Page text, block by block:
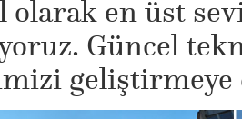
olarak en üst
Güncel
geliştirmeye